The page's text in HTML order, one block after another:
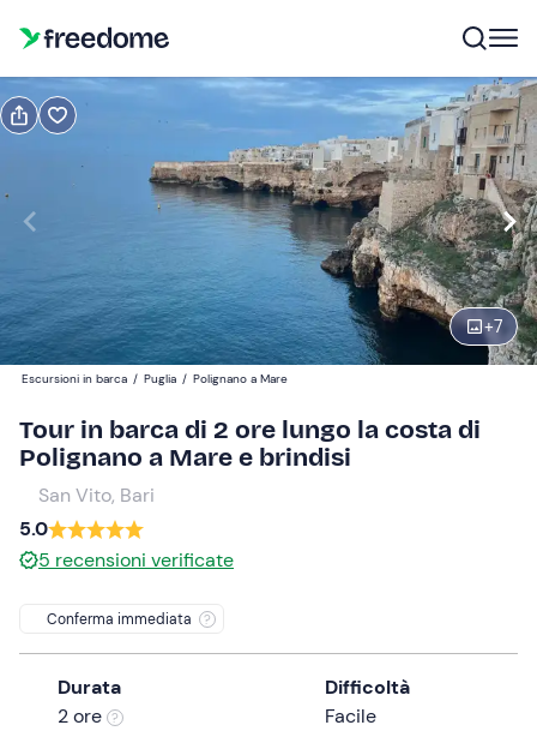
+7
Prenota Regala
Navigate
interact
with
the
and
select
date.
Press
the
mark
key
Modifica
10:00 Modifica
Adulti
35 €
1
Bambini
25 €
0
Neonati
0 €
Escursioni in barca / Puglia / Polignano a Mare
Tour in barca di 2 ore lungo la costa di
Polignano a Mare e brindisi
San Vito, Bari
5.0
5 recensioni verificate
Conferma immediata
Durata
2 ore
Difficoltà
Facile